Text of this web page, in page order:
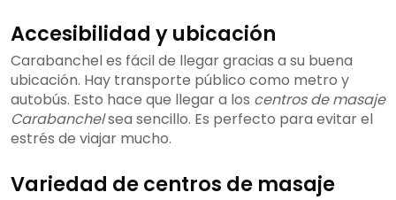
Accesibilidad y ubicación
Carabanchel es fácil de llegar gracias a su buena
ubicación. Hay transporte público como metro y
autobús. Esto hace que llegar a los centros de masaje
Carabanchelsea sencillo. Es perfecto para evitar el
estrés de viajar mucho.
Variedad de centros de masaje